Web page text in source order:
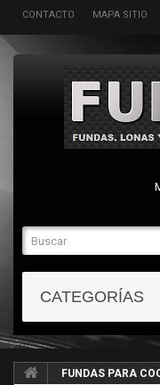
CONTACTO MAPA SITIO
CATEGORÍAS
FUNDAS PARA